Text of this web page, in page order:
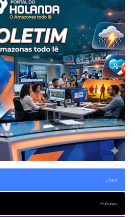
Likes
Follows